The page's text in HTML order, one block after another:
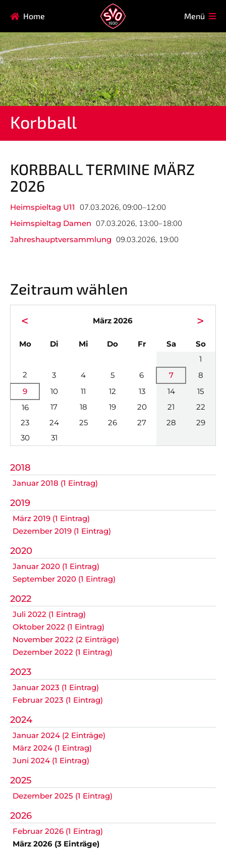
Home Menü
Korbball
KORBBALL TERMINE MÄRZ
2026
Heimspieltag U11 07.03.2026, 09:00–12:00
Heimspieltag Damen 07.03.2026, 13:00–18:00
Jahreshauptversammlung 09.03.2026, 19:00
Zeitraum wählen
< März 2026 >
Montag Dienstag
Mittwoch
Donnerstag
Freitag SamstagSo
1
2
3 4 5 6 7
8
9
10 11 12 13 14
15
16
17 18 19 20 21
22
23
24 25 26 27 28
29
30
31
2018
Januar 2018 (1 Eintrag)
2019
März 2019 (1 Eintrag)
Dezember 2019 (1 Eintrag)
2020
Januar 2020 (1 Eintrag)
September 2020 (1 Eintrag)
2022
Juli 2022 (1 Eintrag)
Oktober 2022 (1 Eintrag)
November 2022 (2 Einträge)
Dezember 2022 (1 Eintrag)
2023
Januar 2023 (1 Eintrag)
Februar 2023 (1 Eintrag)
2024
Januar 2024 (2 Einträge)
März 2024 (1 Eintrag)
Juni 2024 (1 Eintrag)
2025
Dezember 2025 (1 Eintrag)
2026
Februar 2026 (1 Eintrag)
März 2026 (3 Einträge)
Navigation
überspringen
HAUPTVEREIN
MITGLIEDSCHAFT
FAQ
Navigation
überspringen
AIKIDO
EISSTOCK
FITNESSKURSE
FUSSBALL
GARDE
GESUNDHEITSSPORT
KINDERTURNEN
KYUDO
REHASPORT
TAEKWONDO
TENNIS
Navigation
überspringen
ABTEILUNG
Hobbyturnier
Termine
Instagram Fanpage
MANNSCHAFTEN
Teams
Nicht das Richtige gefunden?
Bitte nehmen Sie Kontakt mit uns auf. Wir helfen
post@svo.germaringen.de
Navigation
überspringen
Anfahrt Impressum